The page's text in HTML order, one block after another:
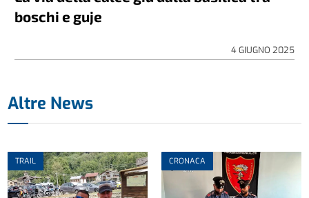
boschi e guje
4 GIUGNO 2025
Altre News
TRAIL CRONACA